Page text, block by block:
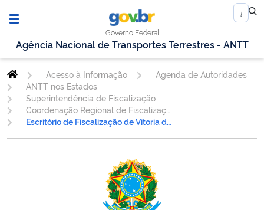
Governo Federal
Agência Nacional de Transportes Terrestres - ANTT
Acesso à Informação
Agenda de Autoridades
ANTT nos Estados
Superintendência de Fiscalização
Escritório de Fiscalização de Vitoria da Conquista/BA